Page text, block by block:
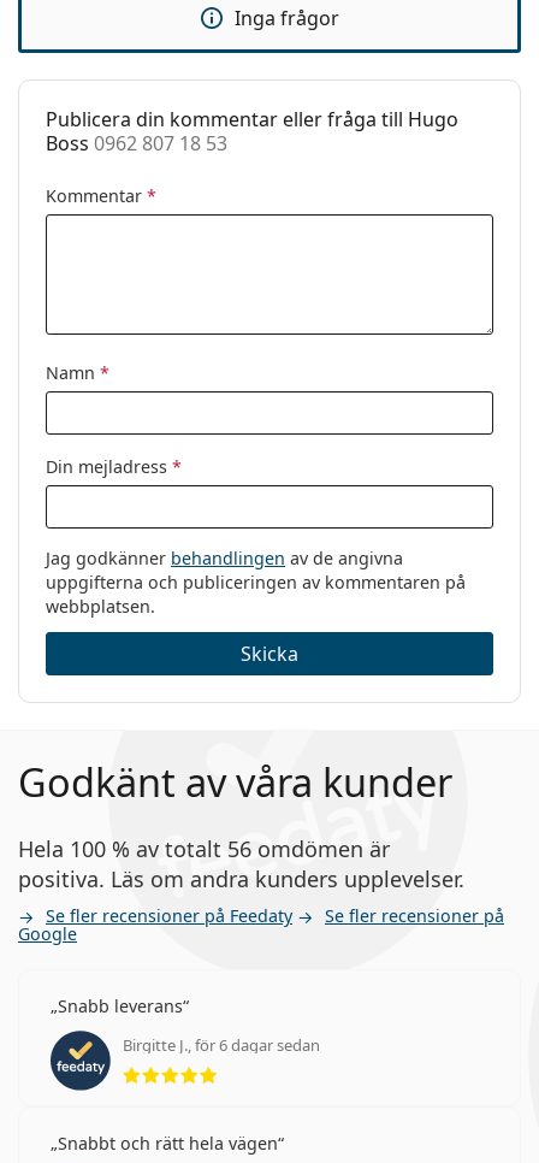
behöver hjälp med att välja ditt par.
Detta är en medicinteknisk produkt. Läs
instruktionerna före användning
Ja
Fodral:
Putsduk:
Ja
Övrigt
Kön:
Män
Inga frågor
Publicera din kommentar eller fråga till Hugo
Boss 0962 807 18 53
Kommentar *
Namn *
Din mejladress *
Jag godkänner behandlingen av de angivna
uppgifterna och publiceringen av kommentaren på
webbplatsen.
Skicka
Godkänt av våra kunder
Hela 100 % av totalt 56 omdömen är
positiva. Läs om andra kunders upplevelser.
Se fler recensioner på Feedaty Se fler recensioner på
Google
Snabb leverans
Birgitte J., för 6 dagar sedan
Betyg 5 av 5
Snabbt och rätt hela vägen